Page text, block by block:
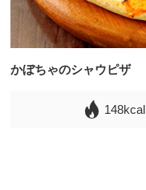
かぼちゃのシャウピザ
148kcal